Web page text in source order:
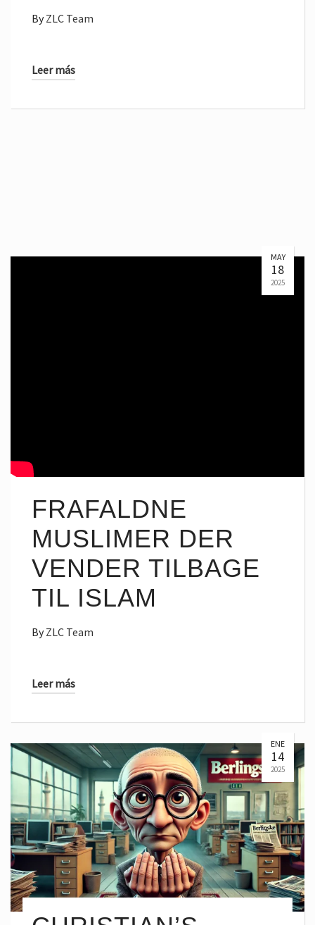
ByZLC Team
Leer más
MAY
18
2025
FRAFALDNE
MUSLIMER DER
VENDER TILBAGE
TIL ISLAM
ByZLC Team
Leer más
ENE
14
2025